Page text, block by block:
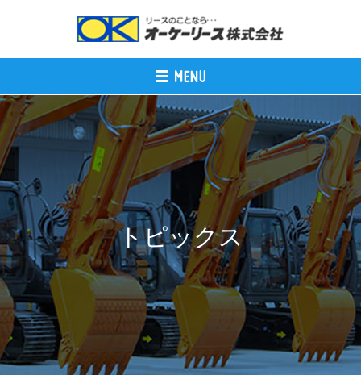
トピックス